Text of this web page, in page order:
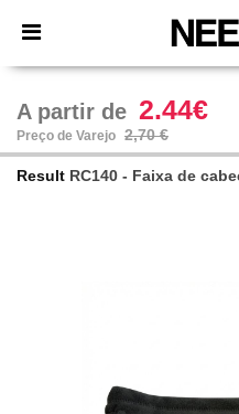
× App Needen
Melhores preços na app!
A partir de 2.44€
Preço de Varejo 2,70 €
Result RC140 - Faixa de